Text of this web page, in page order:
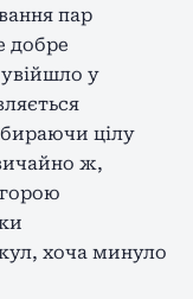
пар
добре
увійшло у
цілу
ж,
хоча минуло